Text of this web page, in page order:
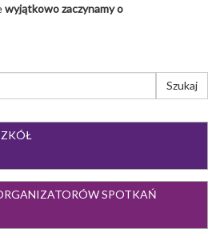
wyjątkowo zaczynamy o
Szukaj
SPOTKAŃ